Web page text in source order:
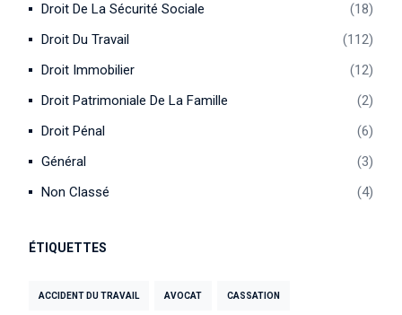
Droit De La Sécurité Sociale
18
Droit Du Travail
112
Droit Immobilier
12
Droit Patrimoniale De La Famille
2
Droit Pénal
6
Général
3
Non Classé
4
ÉTIQUETTES
ACCIDENT DU TRAVAIL AVOCAT CASSATION